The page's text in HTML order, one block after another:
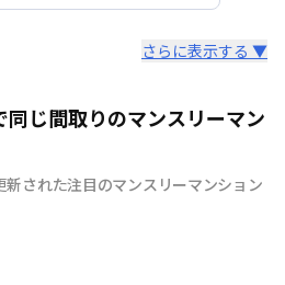
です。だからこそ知って欲しい
泊費を少しでも安く抑える事に
満喫していただきたいから。
さらに表示する ▼
じ間取りのマンスリーマン
された注目のマンスリーマンション